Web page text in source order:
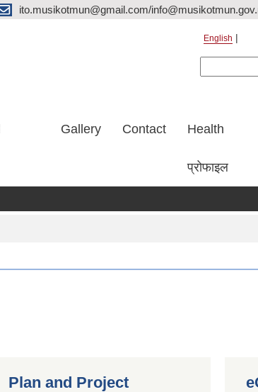
ito.musikotmun@gmail.com/
English
Gallery Contact Health
प्रोफाइल
Plan and Project